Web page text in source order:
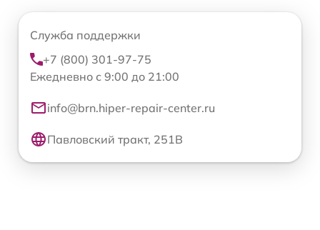
Служба поддержки
+7 (800) 301-97-75
Ежедневно с 9:00 до 21:00
info@brn.hiper-repair-center.ru
Павловский тракт, 251В